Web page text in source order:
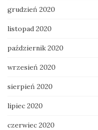
grudzień 2020
listopad 2020
październik 2020
wrzesień 2020
sierpień 2020
lipiec 2020
czerwiec 2020